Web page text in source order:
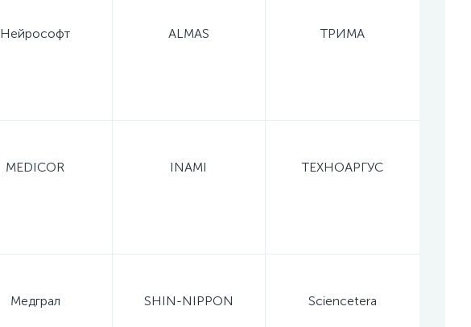
Нейрософт ALMAS ТРИМА
MEDICOR INAMI ТЕХНОАРГУС
Медграл SHIN-NIPPON Sciencetera